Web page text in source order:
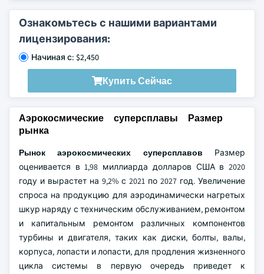
Ознакомьтесь с нашими вариантами
лицензирования:
Начиная с: $2,450
Купить Сейчас
Аэрокосмические суперсплавы Размер
рынка
Рынок аэрокосмических суперсплавов Размер
оценивается в 1,98 миллиарда долларов США в 2020
году и вырастет на 9,2% с 2021 по 2027 год. Увеличение
спроса на продукцию для аэродинамически нагретых
шкур наряду с техническим обслуживанием, ремонтом
и капитальным ремонтом различных компонентов
турбины и двигателя, таких как диски, болты, валы,
корпуса, лопасти и лопасти, для продления жизненного
цикла системы в первую очередь приведет к